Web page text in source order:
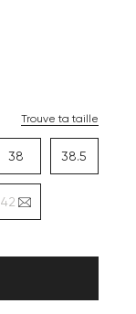
Trouve ta taille
38 38.5
42